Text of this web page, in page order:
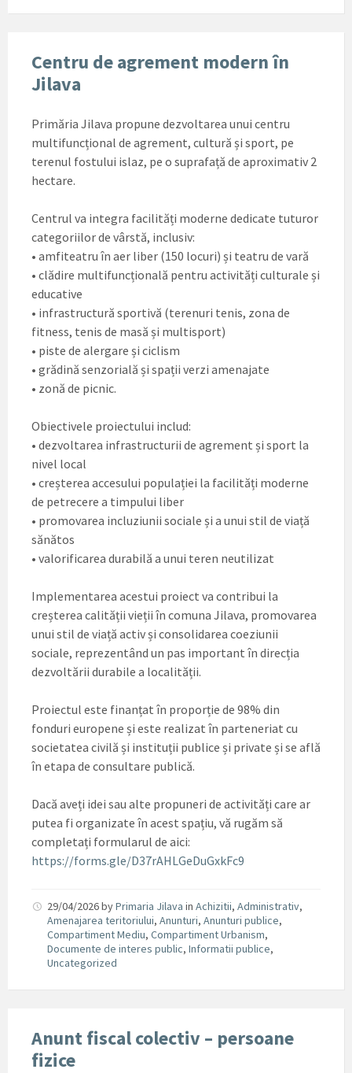
Centru de agrement modern în
Jilava
Primăria Jilava propune dezvoltarea unui centru
multifuncțional de agrement, cultură și sport, pe
terenul fostului islaz, pe o suprafață de aproximativ 2
hectare.
Centrul va integra facilități moderne dedicate tuturor
categoriilor de vârstă, inclusiv:
• amfiteatru în aer liber (150 locuri) și teatru de vară
• clădire multifuncțională pentru activități culturale și
educative
• infrastructură sportivă (terenuri tenis, zona de
fitness, tenis de masă și multisport)
• piste de alergare și ciclism
• grădină senzorială și spații verzi amenajate
• zonă de picnic.
Obiectivele proiectului includ:
• dezvoltarea infrastructurii de agrement și sport la
nivel local
• creșterea accesului populației la facilități moderne
de petrecere a timpului liber
• promovarea incluziunii sociale și a unui stil de viață
sănătos
• valorificarea durabilă a unui teren neutilizat
Implementarea acestui proiect va contribui la
creșterea calității vieții în comuna Jilava, promovarea
unui stil de viață activ și consolidarea coeziunii
sociale, reprezentând un pas important în direcția
dezvoltării durabile a localității.
Proiectul este finanțat în proporție de 98% din
fonduri europene și este realizat în parteneriat cu
societatea civilă și instituții publice și private și se află
în etapa de consultare publică.
Dacă aveți idei sau alte propuneri de activități care ar
putea fi organizate în acest spațiu, vă rugăm să
completați formularul de aici:
https://forms.gle/D37rAHLGeDuGxkFc9
29/04/2026byPrimaria Jilava in Achizitii, Administrativ,
Amenajarea teritoriului, Anunturi, Anunturi publice,
Compartiment Mediu, Compartiment Urbanism,
Documente de interes public, Informatii publice,
Uncategorized
Anunt fiscal colectiv – persoane
fizice